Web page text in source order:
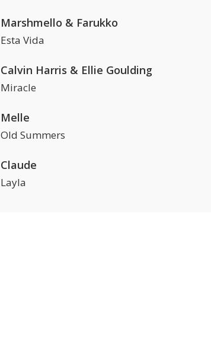
Marshmello & Farukko
Esta Vida
Calvin Harris & Ellie Goulding
Miracle
Melle
Old Summers
Claude
Layla